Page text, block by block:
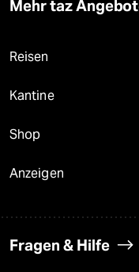
Mehr taz
Reisen
Kantine
Shop
Anzeigen
Fragen & Hilfe